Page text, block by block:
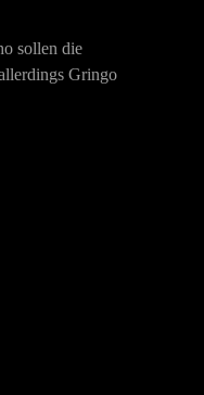
sollen die
Gringo